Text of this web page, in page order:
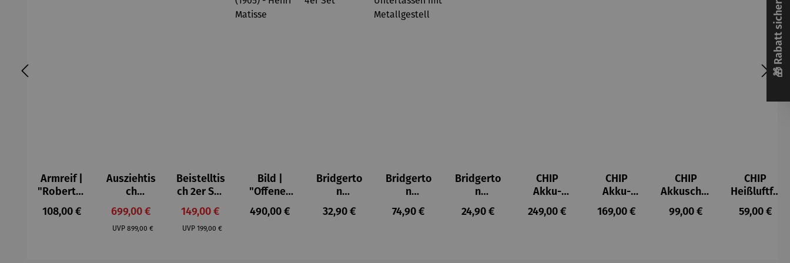
Armreif |
"Roberta"
– Anna
Mütz
Regulärer Preis:
108,00 €
Ausziehtis
ch
Aluminium
– Valor
Verkaufspreis:
699,00 €
UVP Regulärer Preis:
899,00 €
Beistelltis
ch 2er Set
– Dalias
Verkaufspreis:
149,00 €
UVP Regulärer Preis:
199,00 €
Bild |
"Offenes
Fenster in
Collioure"
Regulärer Preis:
490,00 €
Bridgerto
n
Espresso
becher
Regulärer Preis:
32,90 €
Bridgerto
n
Espressot
assen Set
Regulärer Preis:
74,90 €
Bridgerto
n
Zuckerdo
se aus
Regulärer Preis:
24,90 €
CHIP
Akku-
Staubsau
ger
Regulärer Preis:
249,00 €
CHIP
Akku-
Staubsau
ger DS02
Regulärer Preis:
169,00 €
CHIP
Akkuschra
uber
Regulärer Preis:
99,00 €
CHIP
Heißluftfri
tteuse
Regulärer
59,00 €
🎁 Rabatt sichern! 🎁